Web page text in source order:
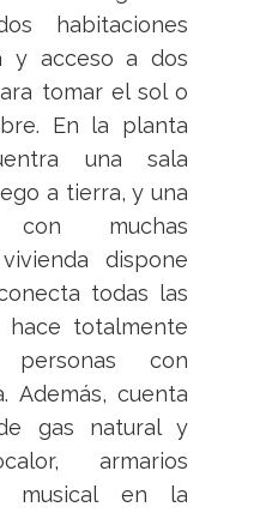
habitaciones
y acceso a dos
tomar el sol o
En la planta
una sala
a tierra, y una
muchas
dispone
todas las
totalmente
con
Además, cuenta
gas natural y
armarios
musical en la